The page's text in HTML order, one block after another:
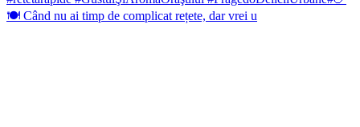
🍽️ Când nu ai timp de complicat rețete, dar vrei u